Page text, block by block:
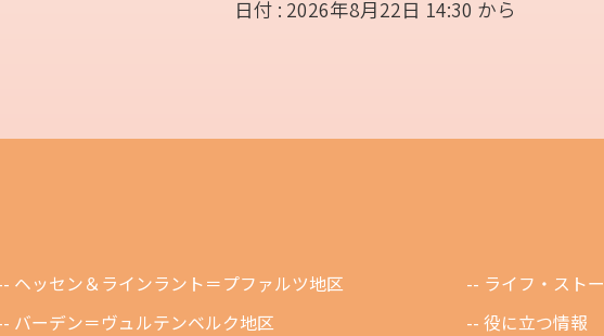
日付 : 2026年8月22日 14:30 から
ヘッセン＆ラインラント＝プファルツ地区
バーデン＝ヴュルテンベルク地区
ライフ・スト
役に立つ情報